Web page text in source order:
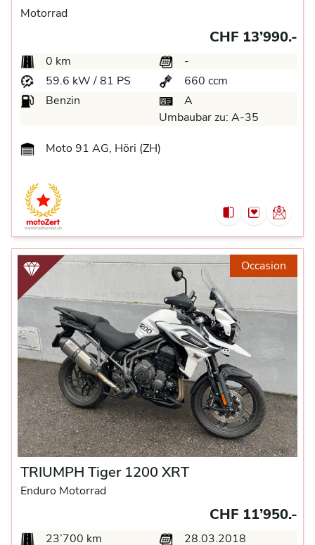
Motorrad
CHF 13’990.-
0 km
-
59.6 kW / 81 PS
660 ccm
Benzin
A
Umbaubar zu: A-35
Moto 91 AG, Höri (ZH)
Occasion
TRIUMPH Tiger 1200 XRT
Enduro Motorrad
CHF 11’950.-
23’700 km 28.03.2018